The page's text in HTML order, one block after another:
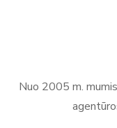
Nuo 2005 m.